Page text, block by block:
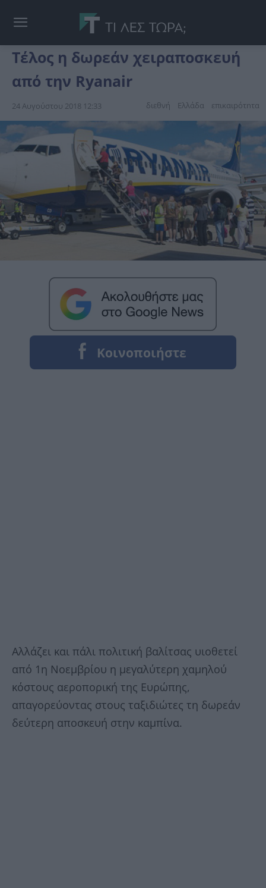
Τέλος η δωρεάν χειραποσκευή
από την Ryanair
24 Αυγούστου 2018 12:33 διεθνή Ελλάδα επικαιpότnτα
Αλλάζει και πάλι πολιτική βαλίτσας υιοθετεί
από 1η Νοεμβρίου η μεγαλύτερη χαμηλού
κόστους αεροπορική της Ευρώπης,
απαγορεύοντας στους ταξιδιώτες τη δωρεάν
δεύτερη αποσκευή στην καμπίνα.